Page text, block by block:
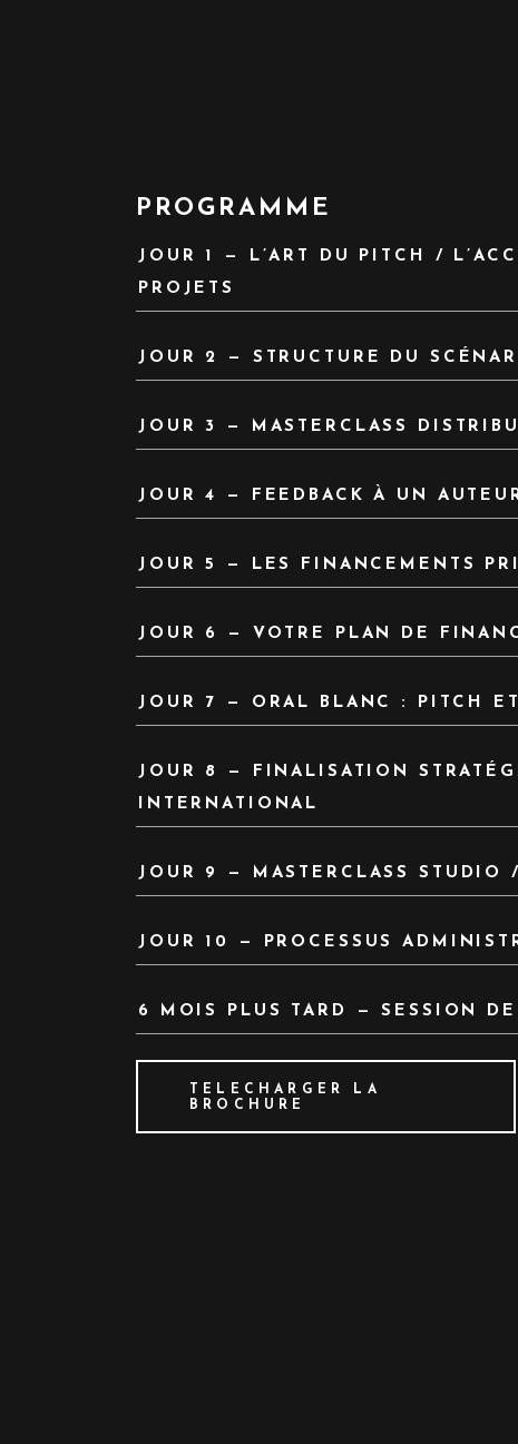
PROGRAMME
JOUR 1 — L’ART DU PITCH /
PROJETS
JOUR 2 — STRUCTURE DU
JOUR 3 — MASTERCLASS
JOUR 4 — FEEDBACK À UN
JOUR 5 — LES FINANCEMENTS
JOUR 6 — VOTRE PLAN DE
JOUR 7 — ORAL BLANC : PITCH
JOUR 8 — FINALISATION
INTERNATIONAL
JOUR 9 — MASTERCLASS STUDIO
JOUR 10 — PROCESSUS
6 MOIS PLUS TARD — SESSION DE
TELECHARGER LA
BROCHURE